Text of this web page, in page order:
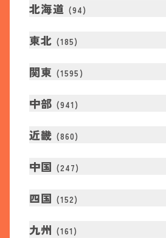
北海道 (94)
東北 (185)
関東 (1595 )
中部 (941 )
近畿 (860)
中国 (247)
四国 (152)
九州 (161 )